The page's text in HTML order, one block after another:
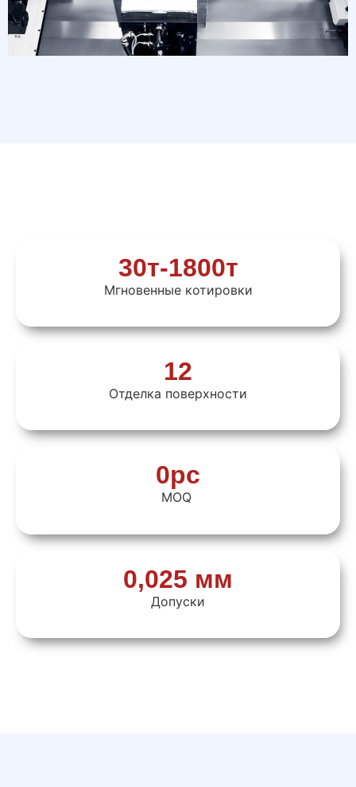
30т-1800т
Мгновенные котировки
12
Отделка поверхности
0pc
MOQ
0,025 мм
Допуски